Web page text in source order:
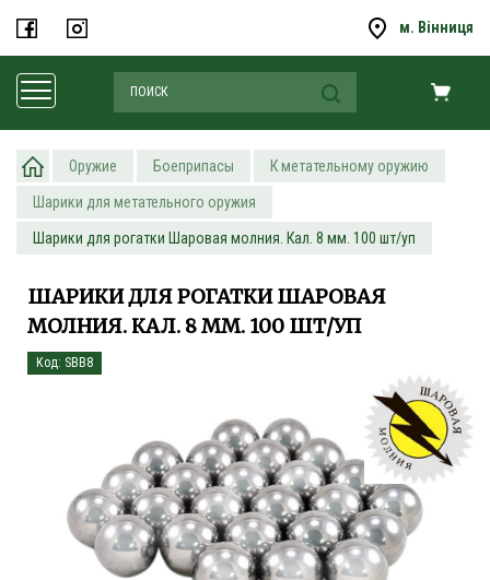
м. Вінниця
Оружие Боеприпасы К метательному оружию
Шарики для метательного оружия
Шарики для рогатки Шаровая молния. Кал. 8 мм. 100 шт/уп
ШАРИКИ ДЛЯ РОГАТКИ ШАРОВАЯ
МОЛНИЯ. КАЛ. 8 ММ. 100 ШТ/УП
Код: SBB8